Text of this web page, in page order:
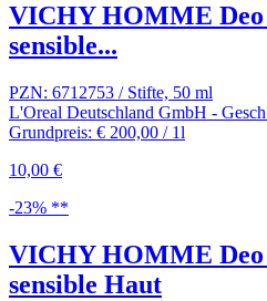
VICHY HOMME
sensible...
PZN: 6712753 / Stifte, 50 ml
L'Oreal Deutschland GmbH -
Grundpreis: € 200,00 / 1l
10,00 €
-23% **
VICHY HOMME
sensible Haut